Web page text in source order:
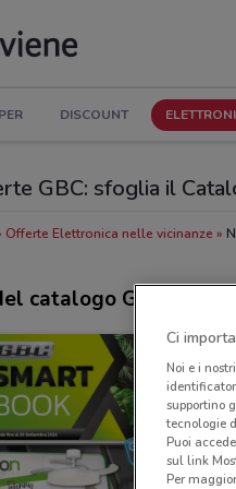
DISCOUNT
GBC: sfoglia il
Offerte Elettronica nelle vicinanze
catalogo GBC
Ci
Noi e i nostri
supportino
tecnologie
Puoi
sul link
Per